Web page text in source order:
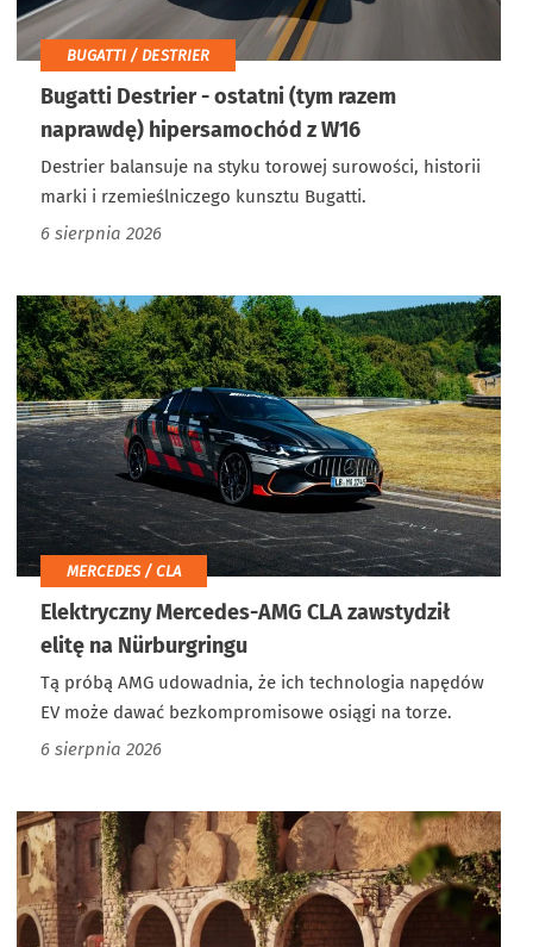
BUGATTI / DESTRIER
Bugatti Destrier - ostatni (tym razem
naprawdę) hipersamochód z W16
Destrier balansuje na styku torowej surowości, historii
marki i rzemieślniczego kunsztu Bugatti.
6 sierpnia 2026
MERCEDES / CLA
Elektryczny Mercedes-AMG CLA zawstydził
elitę na Nürburgringu
Tą próbą AMG udowadnia, że ich technologia napędów
EV może dawać bezkompromisowe osiągi na torze.
6 sierpnia 2026